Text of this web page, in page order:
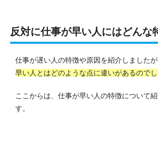
反対に仕事が早い人にはどんな
仕事が遅い人の特徴や原因を紹介しました
早い人とはどのような点に違いがあるのでし
ここからは、仕事が早い人の特徴について
す。